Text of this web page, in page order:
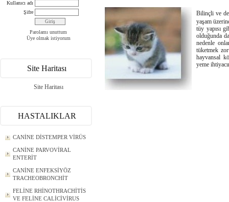
Kullanıcı adı
Şifre
Parolamı unuttum
Üye olmak istiyorum
Site Haritası
Site Haritası
HASTALIKLAR
CANİNE DİSTEMPER VİRÜS
CANİNE PARVOVİRAL
ENTERİT
CANİNE ENFEKSİYÖZ
TRACHEOBRONCHİT
FELİNE RHİNOTHRACHİTİS
VE FELİNE CALİCİVİRUS
Bilinçli ve
yaşam
tüy yapısı
olduğunda
nedenle
tüketmek
hayvansal
yeme